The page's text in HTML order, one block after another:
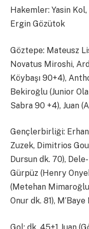
Hakemler: Yasin
Ergin Gözütok
Göztepe: Mateusz
Novatus Miroshi,
Köybaşı 90+4),
Bekiroğlu (Junior
Sabra 90 +4), Juan
Gençlerbirliği:
Zuzek, Dimitrios
Dursun dk. 70),
Gürpüz (Henry
(Metehan Mimaroğlu
Onur dk. 81),
Gol: dk. 45+1 Juan